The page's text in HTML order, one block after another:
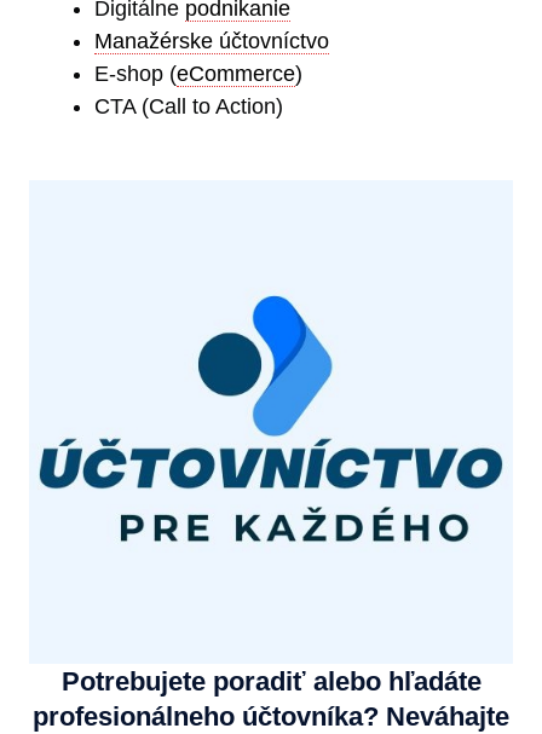
Digitálne podnikanie
Manažérske účtovníctvo
E-shop (eCommerce)
CTA (Call to Action)
Potrebujete poradiť alebo hľadáte
profesionálneho účtovníka? Neváhajte